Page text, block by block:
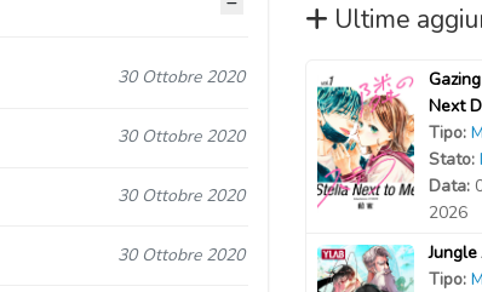
30 Ottobre 2020
30 Ottobre 2020
30 Ottobre 2020
30 Ottobre 2020
Ultime
Next
Tipo:
Stato:
Data:
2026
Jungle
Tipo: